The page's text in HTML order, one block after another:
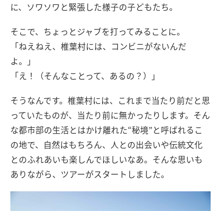
に、ソワソワと緊張した様子の子どもたち。
そこで、ちょっとジャブを打ってみることに。
「ねえねえ、椎葉村には、コンビニがないんだ
よ。」
「え！（そんなことって、あるの？）」
そうなんです。椎葉村には、これまで当たり前だと思
っていたものが、当たり前に無かったりします。そん
な都市部の生活とはかけ離れた“秘境”と呼ばれるこ
の地で、自然はもちろん、人との出会いや伝統文化
とのふれあいも楽しんでほしいなあ。そんな思いも
ありながら、ツアーがスタートしました。